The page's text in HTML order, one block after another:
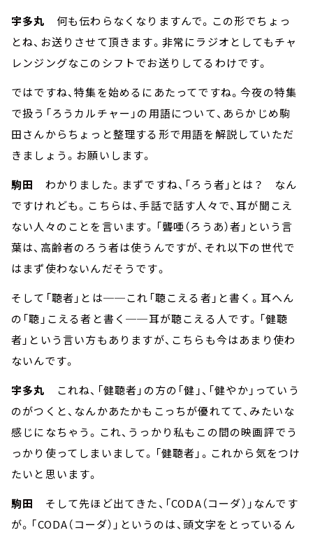
宇多丸 何も伝わらなくなりますんで。この形でちょっ
とね、お送りさせて頂きます。非常にラジオとしてもチャ
レンジングなこのシフトでお送りしてるわけです。
ではですね、特集を始めるにあたってですね。今夜の特集
で扱う「ろうカルチャー」の用語について、あらかじめ駒
田さんからちょっと整理する形で用語を解説していただ
きましょう。お願いします。
駒田
わかりました。まずですね、「ろう者」とは？ なん
ですけれども。こちらは、手話で話す人々で、耳が聞こえ
ない人々のことを言います。「聾唖（ろうあ）者」という言
葉は、高齢者のろう者は使うんですが、それ以下の世代で
はまず使わないんだそうです。
そして「聴者」とは──これ「聴こえる者」と書く。耳へん
の「聴」こえる者と書く──耳が聴こえる人です。「健聴
者」という言い方もありますが、こちらも今はあまり使わ
ないんです。
宇多丸 これね、「健聴者」の方の「健」、「健やか」っていう
のがつくと、なんかあたかもこっちが優れてて、みたいな
感じになちゃう。これ、うっかり私もこの間の映画評でう
っかり使ってしまいまして。「健聴者」。これから気をつけ
たいと思います。
駒田
そして先ほど出てきた、「CODA（コーダ）」なんです
が。「CODA（コーダ）」というのは、頭文字をとっているん